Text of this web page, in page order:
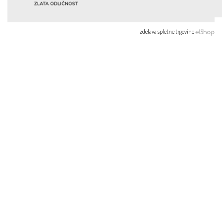
Izdelava spletne trgovine